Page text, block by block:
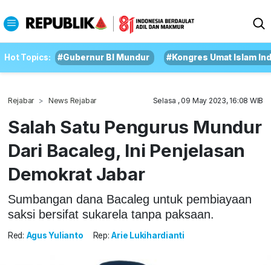
Hot Topics: #Gubernur BI Mundur #Kongres Umat Islam
Rejabar News Rejabar Selasa , 09 May 2023, 16:08 WIB
Salah Satu Pengurus Mundur
Dari Bacaleg, Ini Penjelasan
Demokrat Jabar
Sumbangan dana Bacaleg untuk pembiayaan
saksi bersifat sukarela tanpa paksaan.
Red: Agus Yulianto Rep: Arie Lukihardianti